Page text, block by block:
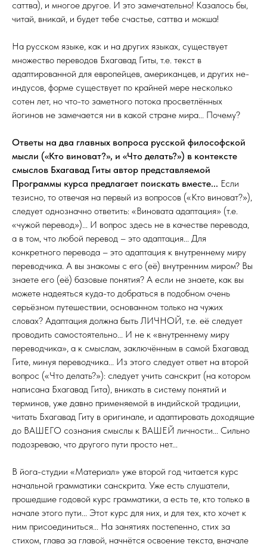
саттва), и многое другое. И это замечательно! Казалось бы,
читай, вникай, и будет тебе счастье, саттва и мокша!
На русском языке, как и на других языках, существует
множество переводов Бхагавад Гиты, т.е. текст в
адаптированной для европейцев, американцев, и других не-
индусов, форме существует по крайней мере несколько
сотен лет, но что-то заметного потока просветлённых
йогинов не замечается ни в какой стране мира... Почему?
Ответы на два главных вопроса русской философской
мысли («Кто виноват?», и «Что делать?») в контексте
смыслов Бхагавад Гиты автор представляемой
Программы курса предлагает поискать вместе... Если
тезисно, то отвечая на первый из вопросов («Кто виноват?»),
следует однозначно ответить: «Виновата адаптация» (т.е.
«чужой перевод»)... И вопрос здесь не в качестве перевода,
а в том, что любой перевод – это адаптация... Для
конкретного перевода – это адаптация к внутреннему миру
переводчика. А вы знакомы с его (её) внутренним миром? Вы
знаете его (её) базовые понятия? А если не знаете, как вы
можете надеяться куда-то добраться в подобном очень
серьёзном путешествии, основанном только на чужих
словах? Адаптация должна быть ЛИЧНОЙ, т.е. её следует
проводить самостоятельно... И не к «внутреннему миру
переводчика», а к смыслам, заключённым в самой Бхагавад
Гите, минуя переводчика... Из этого следует ответ на второй
вопрос («Что делать?»): следует учить санскрит (на котором
написана Бхагавад Гита), вникать в систему понятий и
терминов, уже давно применяемой в индийской традиции,
читать Бхагавад Гиту в оригинале, и адаптировать доходящие
до ВАШЕГО сознания смыслы к ВАШЕЙ личности... Сильно
подозреваю, что другого пути просто нет...
В йога-студии «Материал» уже второй год читается курс
начальной грамматики санскрита. Уже есть слушатели,
прошедшие годовой курс грамматики, а есть те, кто только в
начале этого пути... Этот курс для них, и для тех, кто хочет к
ним присоединиться... На занятиях постепенно, стих за
стихом, глава за главой, начнётся освоение текста, вначале